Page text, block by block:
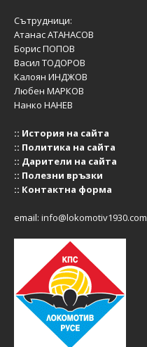
Сътрудници:
Атанас АТАНАСОВ
Борис ПОПОВ
Васил ТОДОРОВ
Калоян ИНДЖОВ
Любен МАРКОВ
Нанко НАНЕВ
:: История на сайта
:: Политика на сайта
:: Дарители на сайта
:: Полезни връзки
:: Контактна форма
email: info@lokomotiv1930.com